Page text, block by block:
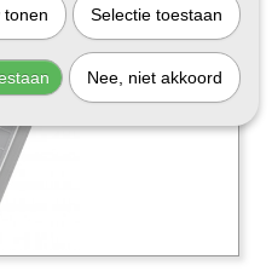
tonen Selectie toestaan
Nee, niet akkoord